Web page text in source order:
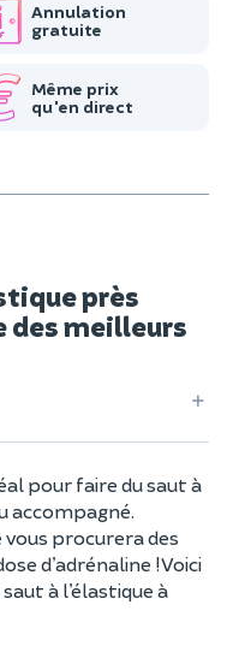
Annulation
gratuite
Même prix
qu'en direct
près
des meilleurs
pour faire du saut à
accompagné.
procurera des
d’adrénaline ! Voici
à l’élastique à